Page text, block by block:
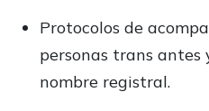
Protocolos de
personas trans antes
nombre registral.